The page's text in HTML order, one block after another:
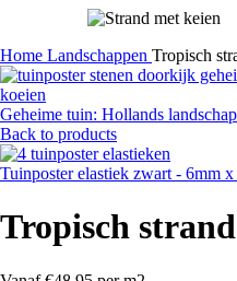
Home Landschappen Tropisch
Geheime tuin: Hollands landschap
Back to products
Tuinposter elastiek zwart - 6mm
Tropisch